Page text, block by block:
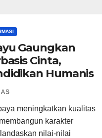
Gaungkan
Cinta,
Humanis
meningkatkan kualitas
karakter
nilai-nilai